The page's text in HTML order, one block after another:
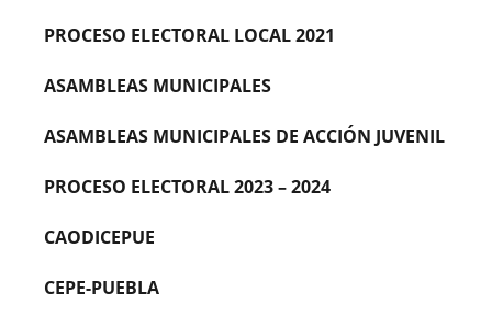
PROCESO ELECTORAL LOCAL 2021
ASAMBLEAS MUNICIPALES
ASAMBLEAS MUNICIPALES DE ACCIÓN JUVENIL
PROCESO ELECTORAL 2023 – 2024
CAODICEPUE
CEPE-PUEBLA